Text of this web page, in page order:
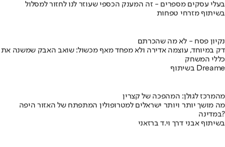
בעלי עסקים מספרים - זה המענק הכספי שעוזר לנו לחזור למסלול
בשיתוף מזרחי טפחות
נקיון פסח - לא מה שהכרתם
דק במיוחד, עוצמה אדירה ולא מפחד מאף מכשול: שואב האבק שמשנה את
כללי המשחק
בשיתוף Dreame
מהמרכז לגולן: המהפכה של קצרין
מה מושך יותר ויותר ישראלים למטרופולין המתפתח של האזור היפה
במדינה?
בשיתוף אבני דרך וי.ד ברזאני